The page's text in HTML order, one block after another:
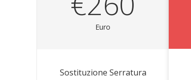
Euro
Sostituzione Serratura